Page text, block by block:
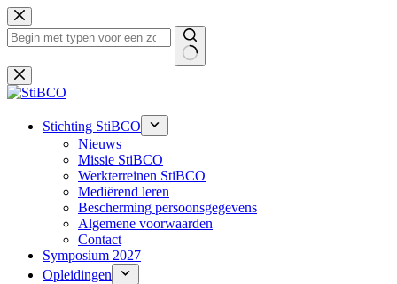
Ga
naar
de
Geen
resultaten
Stichting StiBCO
Nieuws
Missie StiBCO
Werkterreinen StiBCO
Mediërend leren
Bescherming persoonsgegevens
Algemene voorwaarden
Contact
Symposium 2027
Opleidingen